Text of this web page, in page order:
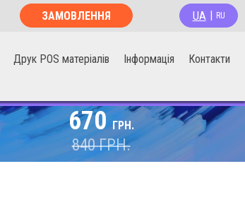
ЗАМОВЛЕННЯ
UA RU
Друк POS матеріалів Інформація Контакти
670ГРН.
840ГРН.